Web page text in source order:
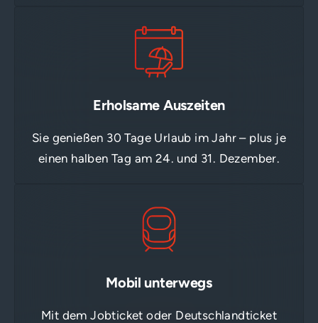
Erholsame Auszeiten
Sie genießen 30 Tage Urlaub im Jahr – plus je
einen halben Tag am 24. und 31. Dezember.
Mobil unterwegs
Mit dem Jobticket oder Deutschlandticket